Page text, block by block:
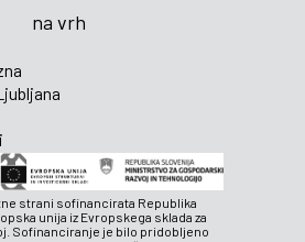
na vrh
strani sofinancirata Republika
unija iz Evropskega sklada za
Sofinanciranje je bilo pridobljeno